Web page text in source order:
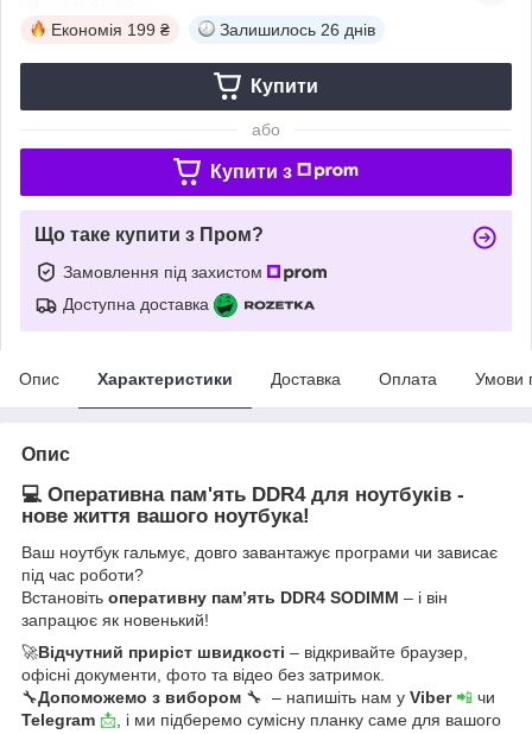
Економія 199 ₴ Залишилось 26 днів
Купити
або
Купити з
Що таке купити з Пром?
Замовлення під захистом
Доступна доставка
Опис Характеристики Доставка Оплата Умови
Опис
💻 Оперативна пам'ять DDR4 для ноутбуків -
нове життя вашого ноутбука!
Ваш ноутбук гальмує, довго завантажує програми чи зависає
під час роботи?
Встановіть оперативну пам’ять DDR4 SODIMM – і він
запрацює як новенький!
🚀Відчутний приріст швидкості – відкривайте браузер,
офісні документи, фото та відео без затримок.
🔧Допоможемо з вибором 🔧 – напишіть нам у Viber📲 чи
Telegram 📩 , і ми підберемо сумісну планку саме для вашого